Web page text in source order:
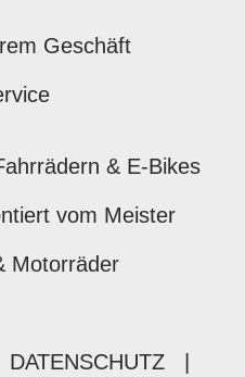
Geschäft
& E-Bikes
vom Meister
Motorräder
DATENSCHUTZ